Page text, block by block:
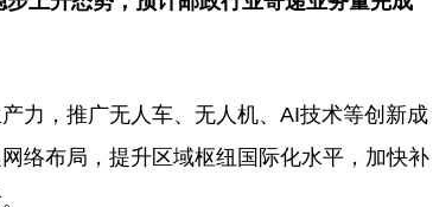
力，推广无人车、无人机、AI技术等创新成
络布局，提升区域枢纽国际化水平，加快补